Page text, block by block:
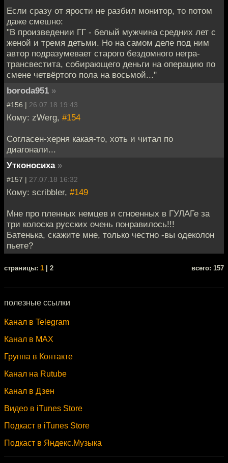
Если сразу от ярости не разбил монитор, то потом
даже смешно:
"В произведении ГГ - белый мужчина средних лет с
женой и тремя детьми. Но на самом деле под ним
автор подразумевает старого бездомного негра-
трансвестита, собирающего деньги на операцию по
смене четвёртого пола на восьмой..."
boroda951 »
#156 | 26.07.18 19:43
Кому: zWerg, #154
Согласен-херня какая-то, хоть и читал по
диагонали...
Утконосиха »
#157 | 27.07.18 16:32
Кому: scribbler, #149
Мне про пленных немцев и сгноенных в ГУЛАГе за
три колоска русских очень понравилось!!!
Батенька, скажите мне, только честно -вы одеколон
пьете?
cтраницы: 1 | 2 всего: 157
полезные ссылки
Канал в Telegram
Канал в MAX
Группа в Контакте
Канал на Rutube
Канал в Дзен
Видео в iTunes Store
Подкаст в iTunes Store
Подкаст в Яндекс.Музыка